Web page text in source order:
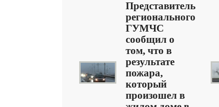
Представитель
регионального
ГУМЧС
сообщил о
том, что в
результате
пожара,
который
произошел в